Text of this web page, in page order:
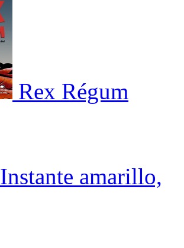
Rex Régum
Instante amarillo,